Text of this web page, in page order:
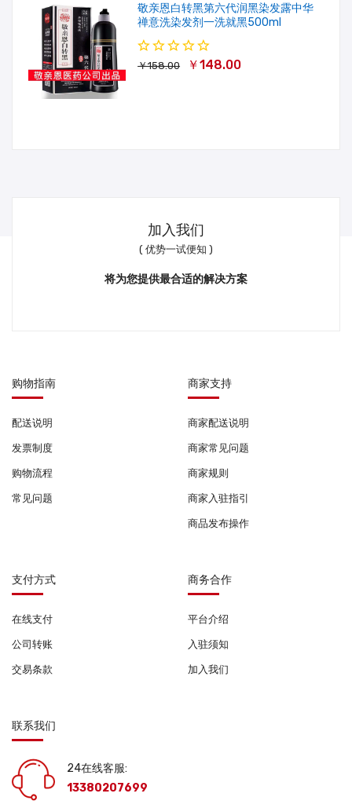
敬亲恩白转黑第六代润黑染发露中华
禅意洗染发剂一洗就黑500ml
￥158.00 ￥148.00
加入我们
( 优势一试便知 )
将为您提供最合适的解决方案
购物指南
配送说明
发票制度
购物流程
常见问题
商家支持
商家配送说明
商家常见问题
商家规则
商家入驻指引
商品发布操作
支付方式
在线支付
公司转账
交易条款
商务合作
平台介绍
入驻须知
加入我们
联系我们
24在线客服:
13380207699